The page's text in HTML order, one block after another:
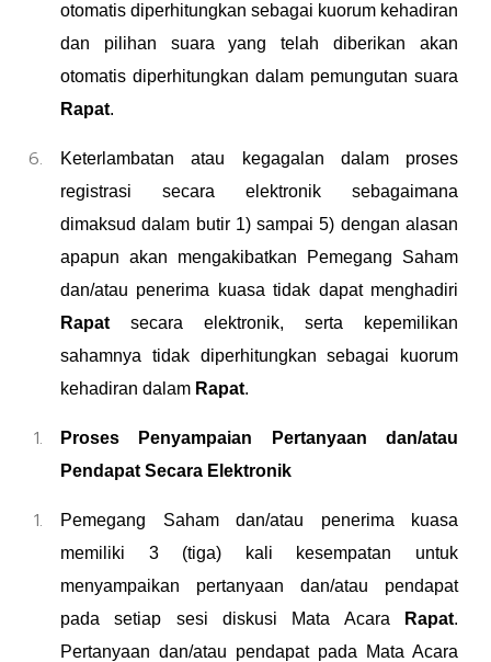
otomatis diperhitungkan sebagai kuorum kehadiran
dan pilihan suara yang telah diberikan akan
otomatis diperhitungkan dalam pemungutan suara
Rapat.
Keterlambatan atau kegagalan dalam proses
registrasi secara elektronik sebagaimana
dimaksud dalam butir 1) sampai 5) dengan alasan
apapun akan mengakibatkan Pemegang Saham
dan/atau penerima kuasa tidak dapat menghadiri
Rapat secara elektronik, serta kepemilikan
sahamnya tidak diperhitungkan sebagai kuorum
kehadiran dalam Rapat.
Proses Penyampaian Pertanyaan dan/atau
Pendapat Secara Elektronik
Pemegang Saham dan/atau penerima kuasa
memiliki 3 (tiga) kali kesempatan untuk
menyampaikan pertanyaan dan/atau pendapat
pada setiap sesi diskusi Mata Acara
Rapat.
Pertanyaan dan/atau pendapat pada Mata Acara